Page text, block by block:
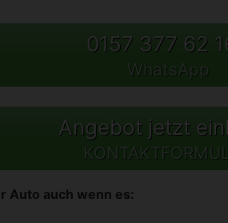
0157 377 62
WhatsApp
Angebot jetzt
Auto auch wenn es: